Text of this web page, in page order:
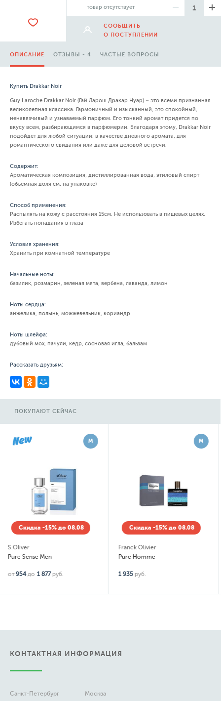
товар отсутствует
СООБЩИТЬ
О ПОСТУПЛЕНИИ
ОПИСАНИЕ ОТЗЫВЫ - 4 ЧАСТЫЕ ВОПРОСЫ
Купить Drakkar Noir
Guy Laroche Drakkar Noir (Гай Ларош Дракар Нуар) – это всеми признанная
великолепная классика. Гармоничный и изысканный, это спокойный,
ненавязчивый и узнаваемый парфюм. Его тонкий аромат придется по
вкусу всем, разбирающимся в парфюмерии. Благодаря этому, Drakkar Noir
подойдет для любой ситуации: в качестве дневного аромата, для
романтического свидания или даже для деловой встречи.
Содержит:
Ароматическая композиция, дистиллированная вода, этиловый спирт
(объемная доля см. на упаковке)
Способ применения:
Распылять на кожу с расстояния 15см. Не использовать в пищевых целях.
Избегать попадания в глаза
Условия хранения:
Хранить при комнатной температуре
Начальные ноты:
базилик, розмарин, зеленая мята, вербена, лаванда, лимон
Ноты сердца:
анжелика, полынь, можжевельник, кориандр
Ноты шлейфа:
дубовый мох, пачули, кедр, сосновая игла, бальзам
Рассказать друзьям:
ПОКУПАЮТ СЕЙЧАС
М
Скидка -15% до 08.08
Franck Olivier
Pure Homme
1 935 руб.
М
Скидка -15% до 08.08
Rich & Ruitz
Cascade Oudh
635 руб.
КОНТАКТНАЯ ИНФОРМАЦИЯ
Санкт-Петербург Москва